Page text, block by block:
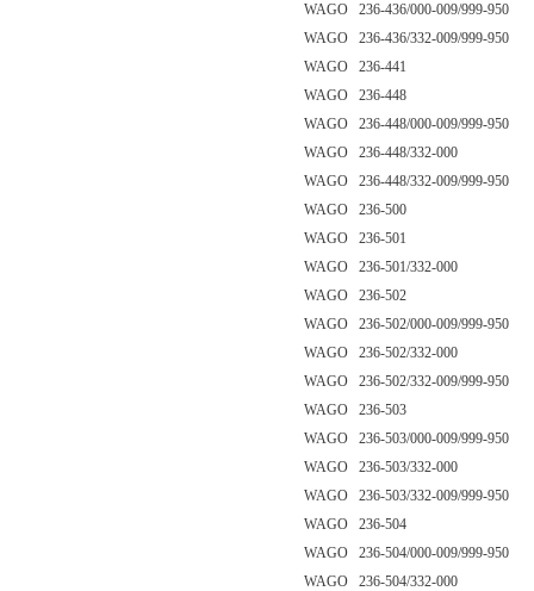
WAGO 236-436/000-009/999-950
WAGO 236-436/332-009/999-950
WAGO 236-441
WAGO 236-448
WAGO 236-448/000-009/999-950
WAGO 236-448/332-000
WAGO 236-448/332-009/999-950
WAGO 236-500
WAGO 236-501
WAGO 236-501/332-000
WAGO 236-502
WAGO 236-502/000-009/999-950
WAGO 236-502/332-000
WAGO 236-502/332-009/999-950
WAGO 236-503
WAGO 236-503/000-009/999-950
WAGO 236-503/332-000
WAGO 236-503/332-009/999-950
WAGO 236-504
WAGO 236-504/000-009/999-950
WAGO 236-504/332-000